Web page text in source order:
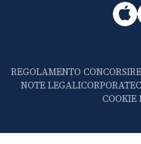
REGOLAMENTO CONCORSI
NOTE LEGALICORPORATE
COOKIE